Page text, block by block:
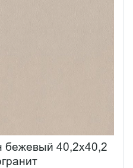
бежевый 40,2x40,2